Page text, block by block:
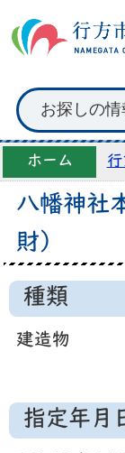
ホーム
八幡神社
財）
種類
建造物
指定年月